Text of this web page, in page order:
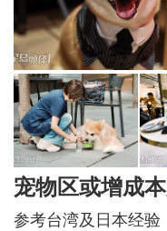
宠物区或增成
参考台湾及日本经